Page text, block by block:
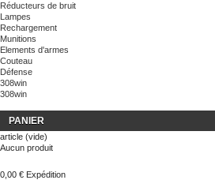
Réducteurs de bruit
Lampes
Rechargement
Munitions
Elements d'armes
Couteau
Défense
308win
308win
PANIER
article (vide)
Aucun produit
0,00 € Expédition